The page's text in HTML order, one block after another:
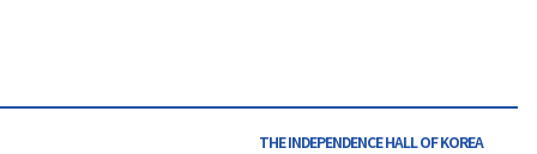
THE INDEPENDENCE HALL OFKOREA